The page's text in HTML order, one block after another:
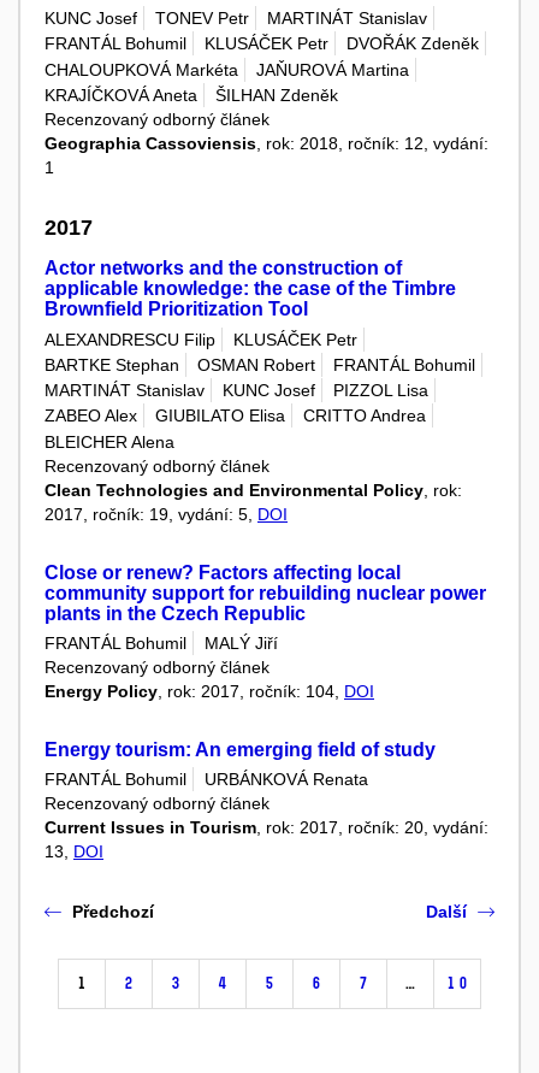
KUNC Josef TONEV Petr
MARTINÁT Stanislav
FRANTÁL Bohumil
KLUSÁČEK Petr
DVOŘÁK Zdeněk
CHALOUPKOVÁ Markéta
JAŇUROVÁ Martina
KRAJÍČKOVÁ Aneta
ŠILHAN Zdeněk
Recenzovaný odborný článek
Geographia Cassoviensis , rok: 2018, ročník: 12, vydání:
1
2017
Actor networks and the construction of
applicable knowledge: the case of the Timbre
Brownfield Prioritization Tool
ALEXANDRESCU Filip
KLUSÁČEK Petr
BARTKE Stephan
OSMAN Robert
FRANTÁL Bohumil
MARTINÁT Stanislav
KUNC Josef
PIZZOL Lisa
ZABEO Alex
GIUBILATO Elisa
CRITTO Andrea
BLEICHER Alena
Recenzovaný odborný článek
Clean Technologies and Environmental Policy , rok:
2017, ročník: 19, vydání: 5, DOI
Close or renew? Factors affecting local
community support for rebuilding nuclear power
plants in the Czech Republic
FRANTÁL Bohumil
MALÝ Jiří
Recenzovaný odborný článek
Energy Policy , rok: 2017, ročník: 104, DOI
Energy tourism: An emerging field of study
FRANTÁL Bohumil
URBÁNKOVÁ Renata
Recenzovaný odborný článek
Current Issues in Tourism, rok: 2017, ročník: 20, vydání:
13, DOI
Předchozí
1 2 3 4 5 6 7 … 10
Další